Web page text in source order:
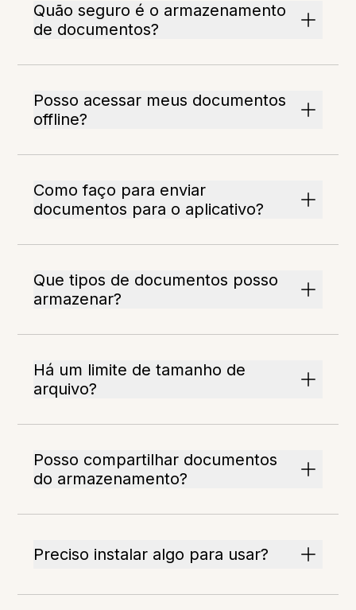
Quão seguro é o armazenamento
de documentos?
Posso acessar meus documentos
offline?
Como faço para enviar
documentos para o aplicativo?
Que tipos de documentos posso
armazenar?
Há um limite de tamanho de
arquivo?
Posso compartilhar documentos
do armazenamento?
Preciso instalar algo para usar?